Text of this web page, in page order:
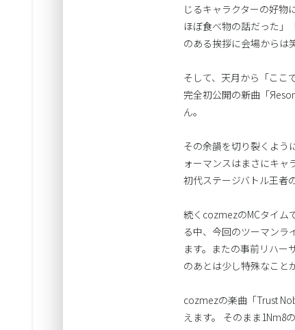
じるキャラクターの好物
ほぼ食べ物の話だった」
のある挨拶に会場からは
そして、天月から「ここ
完全初公開の新曲「
ん。
その余韻を切り裂くよう
ォーマンスはまさにキャ
初代ステージバトル王者
続くcozmezのMCタイム
る中、今回のツーマンラ
ます。またの事前リハー
のあとは少し特殊なこと
cozmezの楽曲「Trust
えます。 そのまま1Nm8